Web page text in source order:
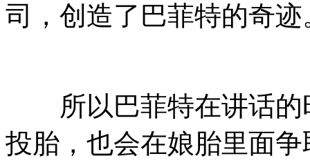
司，创造了巴菲特的奇迹
所以巴菲特在讲话的
投胎，也会在娘胎里面